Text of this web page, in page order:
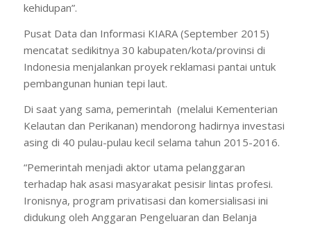
kehidupan”.
Pusat Data dan Informasi KIARA (September 2015)
mencatat sedikitnya 30 kabupaten/kota/provinsi di
Indonesia menjalankan proyek reklamasi pantai untuk
pembangunan hunian tepi laut.
Di saat yang sama, pemerintah (melalui Kementerian
Kelautan dan Perikanan) mendorong hadirnya investasi
asing di 40 pulau-pulau kecil selama tahun 2015-2016.
“Pemerintah menjadi aktor utama pelanggaran
terhadap hak asasi masyarakat pesisir lintas profesi.
Ironisnya, program privatisasi dan komersialisasi ini
didukung oleh Anggaran Pengeluaran dan Belanja